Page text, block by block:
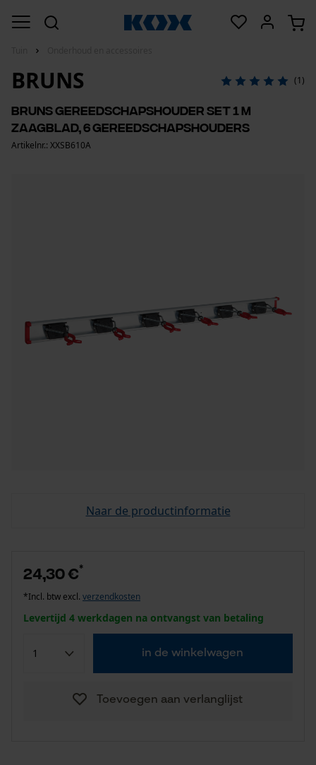
BRUNS (1)
Bruns gereedschapshouder set 1 m
zaagblad, 6 gereedschapshouders
Artikelnr.: XXSB610A
Naar de productinformatie
24,30 €*
*Incl. btw excl. verzendkosten
Levertijd 4 werkdagen na ontvangst van betaling
in de winkelwagen
Toevoegen aan verlanglijst